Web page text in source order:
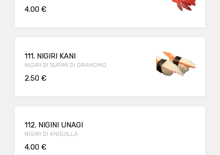
4.00 €
111. NIGIRI KANI
NIGIRI DI SURIMI DI GRANCHIO
2.50 €
112. NIGINI UNAGI
NIGIRI DI ANGUILLA
4.00 €